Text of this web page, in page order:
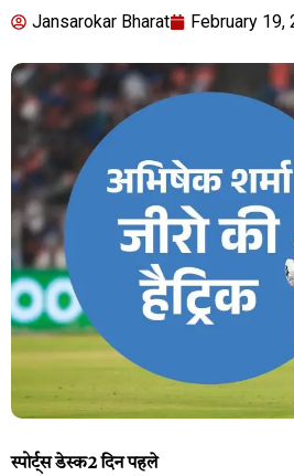
Jansarokar Bharat February 19,
स्पोर्ट्स डेस्क2 दिन पहले